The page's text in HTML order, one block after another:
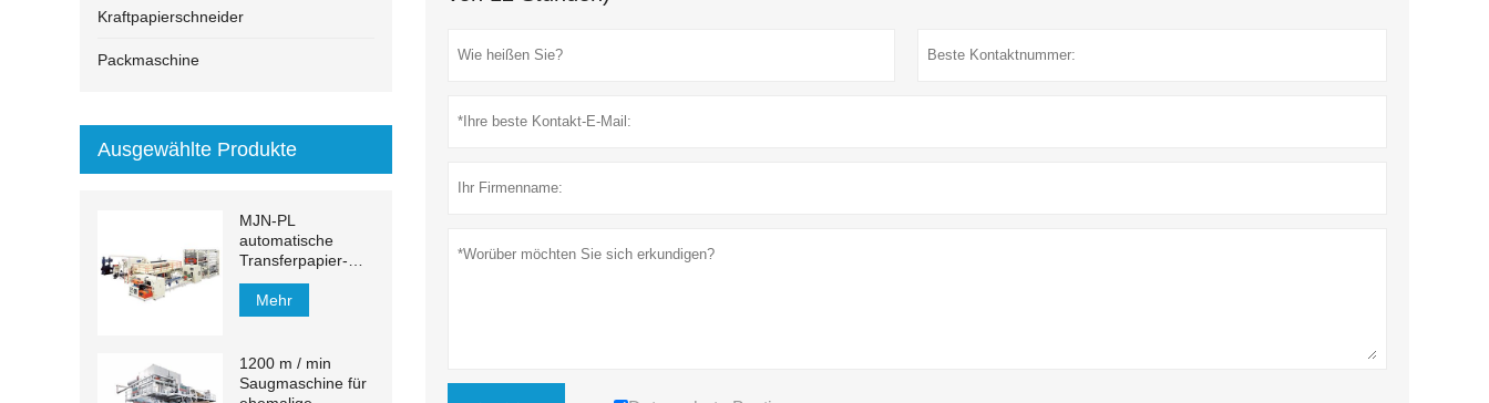
Kraftpapierschneider
Packmaschine
Ausgewählte Produkte
MJN-PL
automatische
Transferpapier-
Handtuch-
Produktionslinie
Mehr
1200 m / min
Saugmaschine für